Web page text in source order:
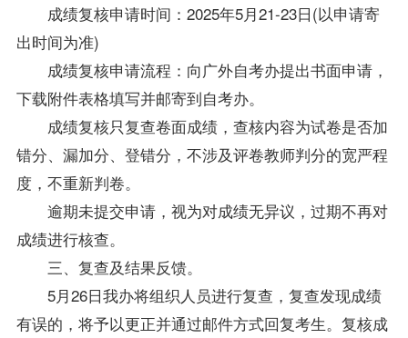
成绩复核申请时间：2025年5月21-23日(以申请寄
出时间为准)
成绩复核申请流程：向广外自考办提出书面申请，
下载附件表格填写并邮寄到自考办。
成绩复核只复查卷面成绩，查核内容为试卷是否加
错分、漏加分、登错分，不涉及评卷教师判分的宽严程
度，不重新判卷。
逾期未提交申请，视为对成绩无异议，过期不再对
成绩进行核查。
三、复查及结果反馈。
5月26日我办将组织人员进行复查，复查发现成绩
有误的，将予以更正并通过邮件方式回复考生。复核成